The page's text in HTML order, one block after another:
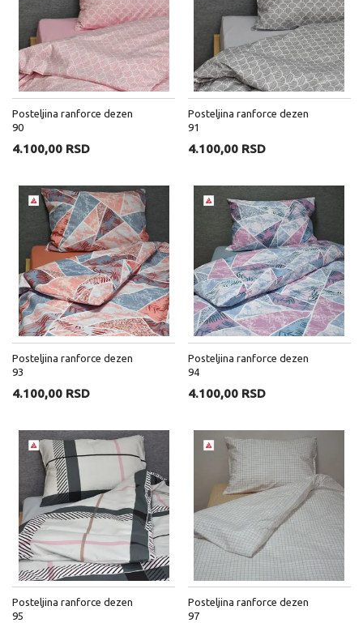
Posteljina ranforce dezen
90
4.100,00 RSD
Posteljina ranforce dezen
91
4.100,00 RSD
Posteljina ranforce dezen
93
4.100,00 RSD
Posteljina ranforce dezen
94
4.100,00 RSD
Posteljina ranforce dezen
95
Posteljina ranforce dezen
97